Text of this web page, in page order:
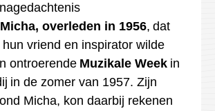
Micha, overleden in 1956, dat
vriend en inspirator wilde
ontroerende Muzikale Week in
in de zomer van 1957. Zijn
Micha, kon daarbij rekenen